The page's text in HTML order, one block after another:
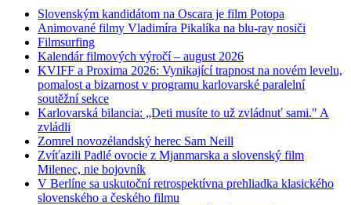
Slovenským kandidátom na Oscara je film Potopa
Animované filmy Vladimíra Pikalíka na blu-ray nosiči
Filmsurfing
Kalendár filmových výročí – august 2026
KVIFF a Proxima 2026: Vynikající trapnost na novém levelu,
pomalost a bizarnost v programu karlovarské paralelní
soutěžní sekce
Karlovarská bilancia: „Deti musíte to už zvládnuť sami." A
zvládli
Zomrel novozélandský herec Sam Neill
Zvíťazili Padlé ovocie z Mjanmarska a slovenský film
Milenec, nie bojovník
V Berlíne sa uskutoční retrospektívna prehliadka klasického
slovenského a českého filmu